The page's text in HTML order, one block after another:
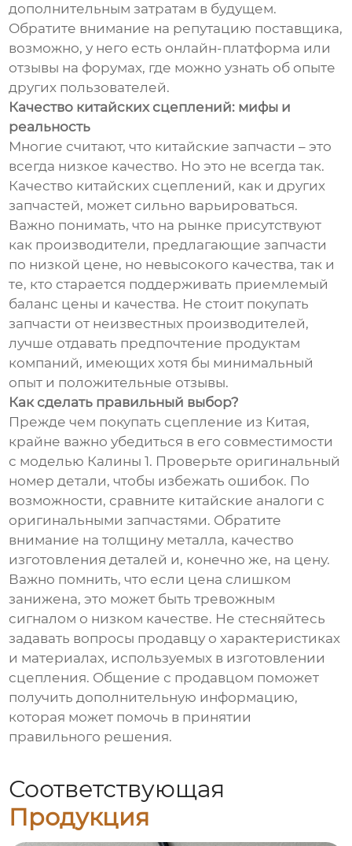
дополнительным затратам в будущем.
Обратите внимание на репутацию поставщика,
возможно, у него есть онлайн-платформа или
отзывы на форумах, где можно узнать об опыте
других пользователей.
Качество китайских сцеплений: мифы и
реальность
Многие считают, что китайские запчасти – это
всегда низкое качество. Но это не всегда так.
Качество китайских сцеплений, как и других
запчастей, может сильно варьироваться.
Важно понимать, что на рынке присутствуют
как производители, предлагающие запчасти
по низкой цене, но невысокого качества, так и
те, кто старается поддерживать приемлемый
баланс цены и качества. Не стоит покупать
запчасти от неизвестных производителей,
лучше отдавать предпочтение продуктам
компаний, имеющих хотя бы минимальный
опыт и положительные отзывы.
Как сделать правильный выбор?
Прежде чем покупать сцепление из Китая,
крайне важно убедиться в его совместимости
с моделью Калины 1. Проверьте оригинальный
номер детали, чтобы избежать ошибок. По
возможности, сравните китайские аналоги с
оригинальными запчастями. Обратите
внимание на толщину металла, качество
изготовления деталей и, конечно же, на цену.
Важно помнить, что если цена слишком
занижена, это может быть тревожным
сигналом о низком качестве. Не стесняйтесь
задавать вопросы продавцу о характеристиках
и материалах, используемых в изготовлении
сцепления. Общение с продавцом поможет
получить дополнительную информацию,
которая может помочь в принятии
правильного решения.
Соответствующая
Продукция